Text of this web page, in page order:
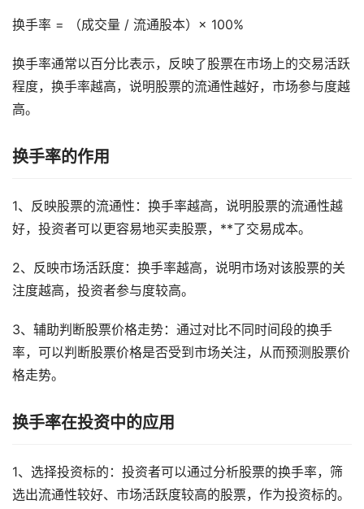
换手率 = （成交量 / 流通股本）× 100%
换手率通常以百分比表示，反映了股票在市场上的交易活跃
程度，换手率越高，说明股票的流通性越好，市场参与度越
高。
换手率的作用
1、反映股票的流通性：换手率越高，说明股票的流通性越
好，投资者可以更容易地买卖股票，**了交易成本。
2、反映市场活跃度：换手率越高，说明市场对该股票的关
注度越高，投资者参与度较高。
3、辅助判断股票价格走势：通过对比不同时间段的换手
率，可以判断股票价格是否受到市场关注，从而预测股票价
格走势。
换手率在投资中的应用
1、选择投资标的：投资者可以通过分析股票的换手率，筛
选出流通性较好、市场活跃度较高的股票，作为投资标的。